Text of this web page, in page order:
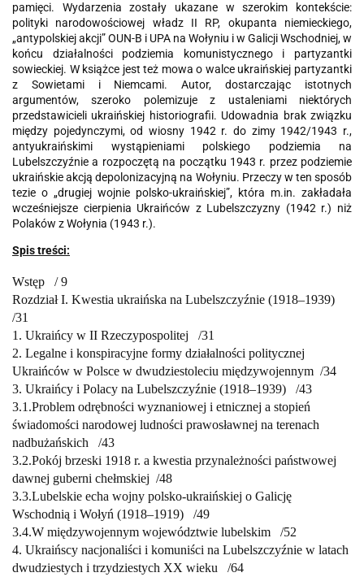
pamięci. Wydarzenia zostały ukazane w szerokim kontekście:
polityki narodowościowej władz II RP, okupanta niemieckiego,
„antypolskiej akcji” OUN-B i UPA na Wołyniu i w Galicji Wschodniej, w
końcu działalności podziemia komunistycznego i partyzantki
sowieckiej. W książce jest też mowa o walce ukraińskiej partyzantki
z Sowietami i Niemcami. Autor, dostarczając istotnych
argumentów, szeroko polemizuje z ustaleniami niektórych
przedstawicieli ukraińskiej historiografii. Udowadnia brak związku
między pojedynczymi, od wiosny 1942 r. do zimy 1942/1943 r.,
antyukraińskimi wystąpieniami polskiego podziemia na
Lubelszczyźnie a rozpoczętą na początku 1943 r. przez podziemie
ukraińskie akcją depolonizacyjną na Wołyniu. Przeczy w ten sposób
tezie o „drugiej wojnie polsko-ukraińskiej”, która m.in. zakładała
wcześniejsze cierpienia Ukraińców z Lubelszczyzny (1942 r.) niż
Polaków z Wołynia (1943 r.).
Spis treści:
Wstęp / 9
Rozdział I. Kwestia ukraińska na Lubelszczyźnie (1918–1939)
/31
1. Ukraińcy w II Rzeczypospolitej /31
2. Legalne i konspiracyjne formy działalności politycznej
Ukraińców w Polsce w dwudziestoleciu międzywojennym /34
3. Ukraińcy i Polacy na Lubelszczyźnie (1918–1939) /43
3.1.Problem odrębności wyznaniowej i etnicznej a stopień
świadomości narodowej ludności prawosławnej na terenach
nadbużańskich /43
3.2.Pokój brzeski 1918 r. a kwestia przynależności państwowej
dawnej guberni chełmskiej /48
3.3.Lubelskie echa wojny polsko-ukraińskiej o Galicję
Wschodnią i Wołyń (1918–1919) /49
3.4.W międzywojennym województwie lubelskim /52
4. Ukraińscy nacjonaliści i komuniści na Lubelszczyźnie w latach
dwudziestych i trzydziestych XX wieku /64